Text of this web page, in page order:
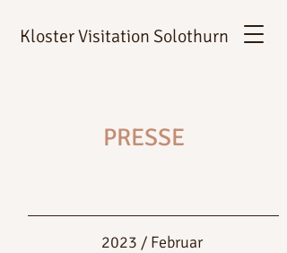
Kloster Visitation Solothurn
PRESSE
2023 / Februar